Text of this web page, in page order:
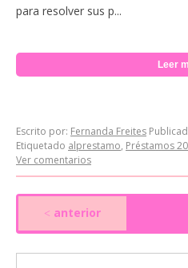
para resolver sus p...
Leer
Escrito por: Fernanda Freites
Etiquetado alprestamo, Préstamos
Ver comentarios
< anterior